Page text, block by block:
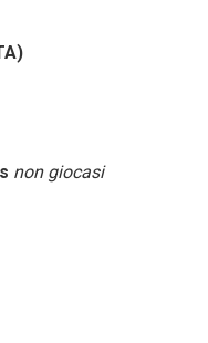
non giocasi